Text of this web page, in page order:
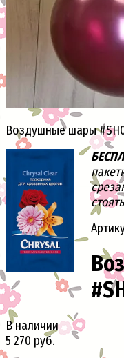
Воздушные шары
В наличии
5 270 руб.